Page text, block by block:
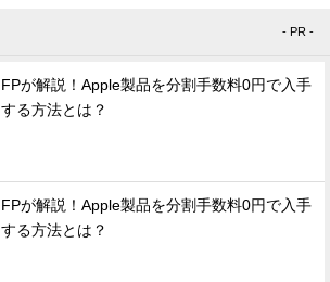
- PR -
FPが解説！Apple製品を分割手数料0円で入手
する方法とは？
FPが解説！Apple製品を分割手数料0円で入手
する方法とは？